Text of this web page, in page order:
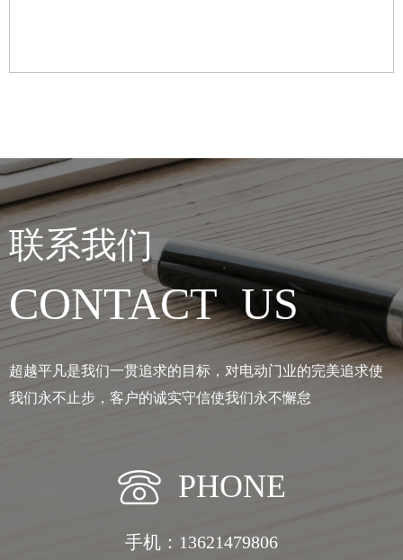
联系我们
CONTACT US
超越平凡是我们一贯追求的目标，对电动门业的完美追求使
我们永不止步，客户的诚实守信使我们永不懈怠
PHONE
手机：13621479806